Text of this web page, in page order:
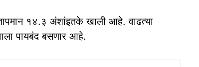
१४.३ अंशांइतके खाली आहे. वाढत्या
पायबंद बसणार आहे.